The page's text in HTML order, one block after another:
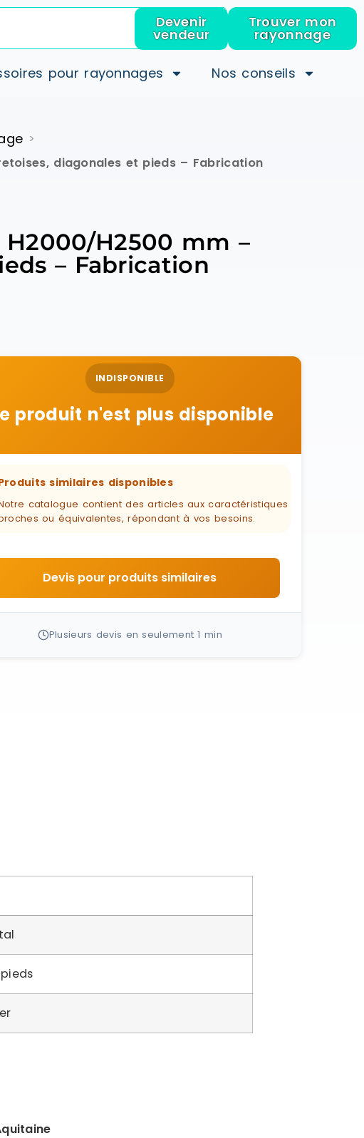
Devenir
vendeur
Trouver mon
rayonnage
pour rayonnages Nos conseils
>
diagonales et pieds – Fabrication
H2000/H2500 mm –
– Fabrication
INDISPONIBLE
produit n'est plus disponible
similaires disponibles
catalogue contient des articles aux caractéristiques
ou équivalentes, répondant à vos besoins.
Devis pour produits similaires
Plusieurs devis en seulement 1 min